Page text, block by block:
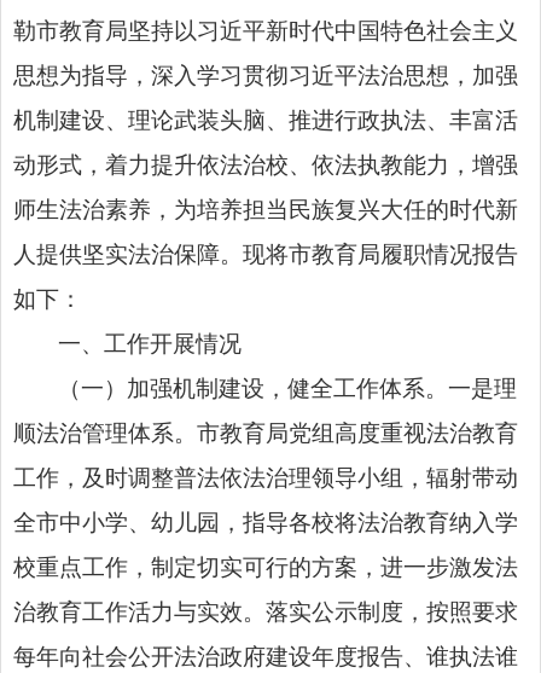
勒市教育局坚持以习近平新时代中国特色社会主义
思想为指导，深入学习贯彻习近平法治思想，加强
机制建设、理论武装头脑、推进行政执法、丰富活
动形式，着力提升依法治校、依法执教能力，增强
师生法治素养，为培养担当民族复兴大任的时代新
人提供坚实法治保障。现将市教育局履职情况报告
如下：
一、工作开展情况
（一）加强机制建设，健全工作体系。一是理
顺法治管理体系。市教育局党组高度重视法治教育
工作，及时调整普法依法治理领导小组，辐射带动
全市中小学、幼儿园，指导各校将法治教育纳入学
校重点工作，制定切实可行的方案，进一步激发法
治教育工作活力与实效。落实公示制度，按照要求
每年向社会公开法治政府建设年度报告、谁执法谁